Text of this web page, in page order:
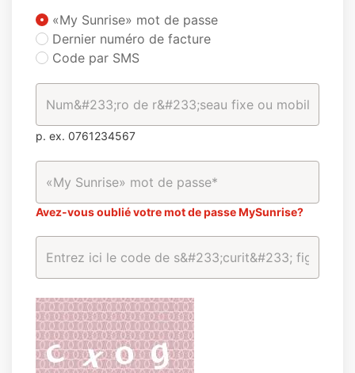
«My Sunrise» mot de passe
Dernier numéro de facture
Code par SMS
p. ex. 0761234567
Avez-vous oublié votre mot de passe MySunrise?